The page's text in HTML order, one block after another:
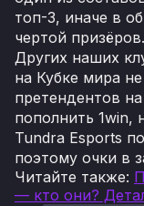
топ-3, иначе в
чертой призёров.
Других наших
на Кубке мира
претендентов
пополнить 1win,
Tundra Esports
поэтому очки в
Читайте также:
— кто они?